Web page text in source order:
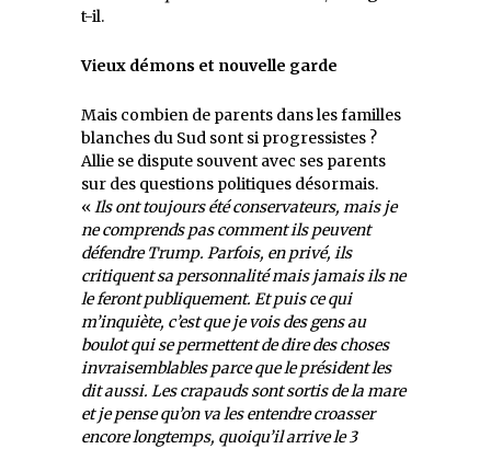
t-il.
Vieux démons et nouvelle garde
Mais combien de parents dans les familles
blanches du Sud sont si progressistes ?
Allie se dispute souvent avec ses parents
sur des questions politiques désormais.
«Ils ont toujours été conservateurs, mais je
ne comprends pas comment ils peuvent
défendre Trump. Parfois, en privé, ils
critiquent sa personnalité mais jamais ils ne
le feront publiquement. Et puis ce qui
m’inquiète, c’est que je vois des gens au
boulot qui se permettent de dire des choses
invraisemblables parce que le président les
dit aussi. Les crapauds sont sortis de la mare
et je pense qu’on va les entendre croasser
encore longtemps, quoiqu’il arrive le 3